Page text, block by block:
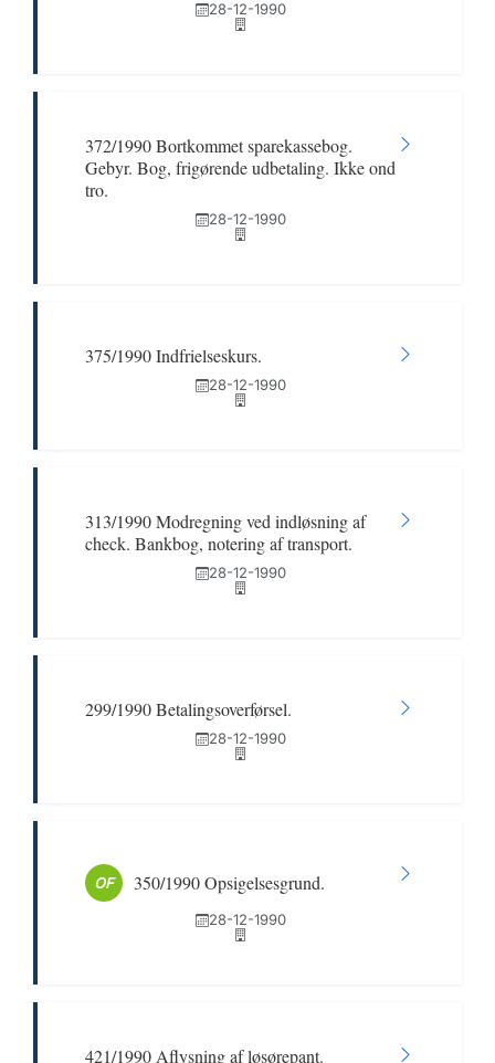
28-12-1990
372/1990 Bortkommet sparekassebog.
Gebyr. Bog, frigørende udbetaling. Ikke ond
tro.
28-12-1990
375/1990 Indfrielseskurs.
28-12-1990
313/1990 Modregning ved indløsning af
check. Bankbog, notering af transport.
28-12-1990
299/1990 Betalingsoverførsel.
28-12-1990
OF 350/1990 Opsigelsesgrund.
28-12-1990
421/1990 Aflysning af løsørepant.